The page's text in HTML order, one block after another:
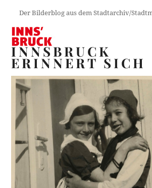
Der Bilderblog aus dem Stadtarchiv/
INNSBRUCK
ERINNERT SICH